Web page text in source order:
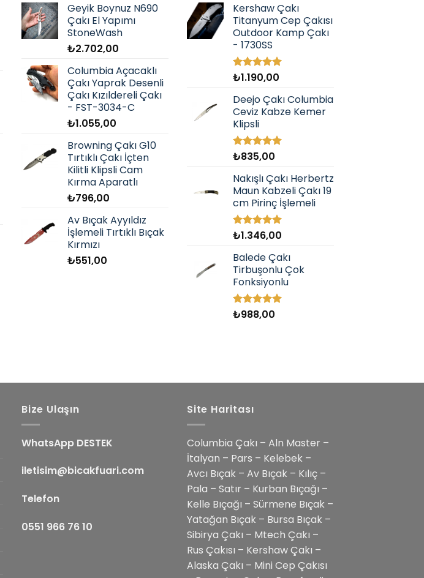
Seçenekler
ürün
sayfasından
seçilebilir
Geyik Boynuz N690
Çakı El Yapımı
StoneWash
₺2.702,00
Columbia Açacaklı
Çakı Yaprak Desenli
Çakı Kızıldereli Çakı
- FST-3034-C
₺1.055,00
Browning Çakı G10
Tırtıklı Çakı İçten
Kilitli Klipsli Cam
Kırma Aparatlı
₺796,00
Av Bıçak Ayyıldız
İşlemeli Tırtıklı Bıçak
Kırmızı
₺551,00
Kershaw Çakı
Titanyum Cep Çakısı
Outdoor Kamp Çakı
- 1730SS
5 üzerinden
aldı
₺1.190,00
Deejo Çakı Columbia
Ceviz Kabze Kemer
Klipsli
5 üzerinden
aldı
₺835,00
Nakışlı Çakı Herbertz
Maun Kabzeli Çakı 19
cm Pirinç İşlemeli
5 üzerinden
aldı
₺1.346,00
Balede Çakı
Tirbuşonlu Çok
Fonksiyonlu
5 üzerinden
₺988,00
Bize Ulaşın
WhatsApp DESTEK
iletisim@bicakfuari.com
Telefon
0551 966 76 10
Site Haritası
Columbia Çakı – Aln Master –
İtalyan – Pars – Kelebek –
Avcı Bıçak – Av Bıçak – Kılıç –
Pala – Satır – Kurban Bıçağı –
Kelle Bıçağı – Sürmene Bıçak –
Yatağan Bıçak – Bursa Bıçak –
Sibirya Çakı – Mtech Çakı –
Rus Çakısı – Kershaw Çakı –
Alaska Çakı – Mini Cep Çakısı